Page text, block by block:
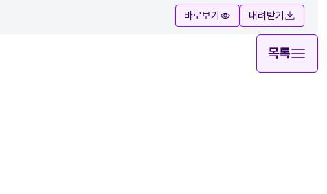
바로보기 내려받기
목록